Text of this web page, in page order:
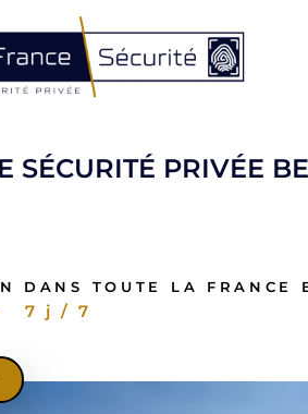
SÉCURITÉ PRIVÉE
DANS TOUTE LA FRANCE
7j/7